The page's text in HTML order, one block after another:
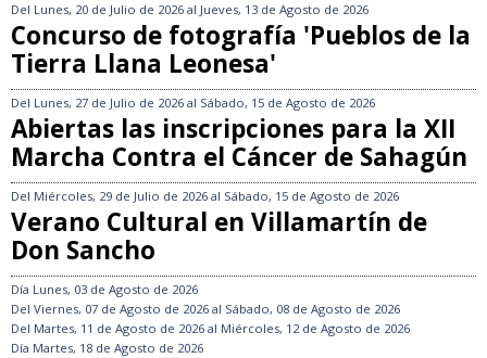
Del Lunes, 20 de Julio de 2026 al Jueves, 13 de Agosto de 2026
Concurso de fotografía 'Pueblos de la
Tierra Llana Leonesa'
Del Lunes, 27 de Julio de 2026 al Sábado, 15 de Agosto de 2026
Abiertas las inscripciones para la XII
Marcha Contra el Cáncer de Sahagún
Del Miércoles, 29 de Julio de 2026 al Sábado, 15 de Agosto de 2026
Verano Cultural en Villamartín de
Don Sancho
Día Lunes, 03 de Agosto de 2026
Del Viernes, 07 de Agosto de 2026 al Sábado, 08 de Agosto de 2026
Del Martes, 11 de Agosto de 2026 al Miércoles, 12 de Agosto de 2026
Día Martes, 18 de Agosto de 2026